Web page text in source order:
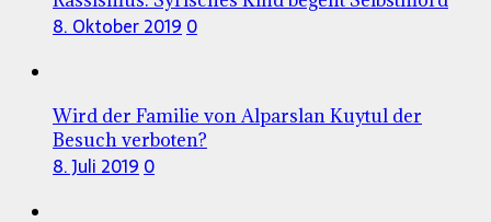
8. Oktober 2019 0
Wird der Familie von Alparslan Kuytul der
Besuch verboten?
8. Juli 2019 0